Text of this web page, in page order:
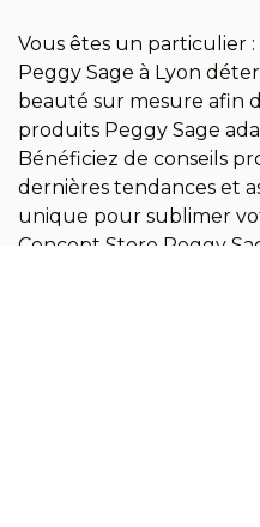
Vous êtes un particulier
Peggy Sage à Lyon
beauté sur mesure afin
produits Peggy Sage
Bénéficiez de conseils
dernières tendances et
unique pour sublimer
Concept Store Peggy